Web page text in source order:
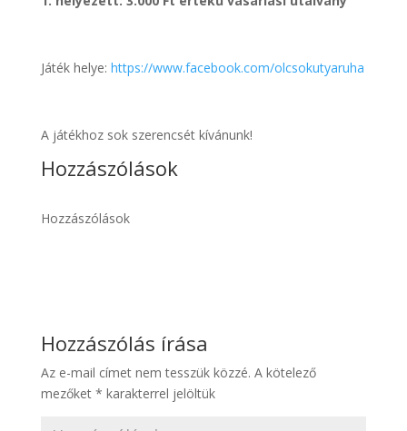
Játék helye: https://www.facebook.com/olcsokutyaruha
A játékhoz sok szerencsét kívánunk!
Hozzászólások
Hozzászólások
Hozzászólás írása
Az e-mail címet nem tesszük közzé. A kötelező
mezőket * karakterrel jelöltük